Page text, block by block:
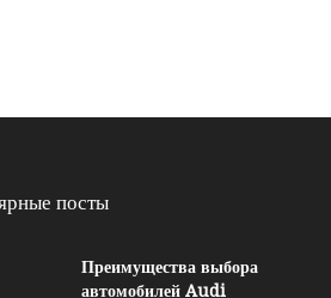
посты
Преимущества выбора
автомобилей Audi